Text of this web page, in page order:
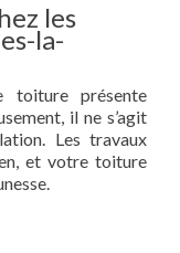
les
la-
toiture présente
il ne s’agit
Les travaux
et votre toiture